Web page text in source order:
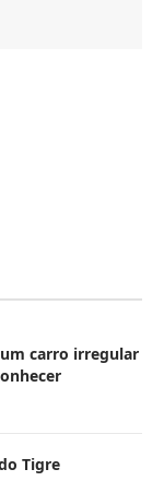
carro irregular
Tigre